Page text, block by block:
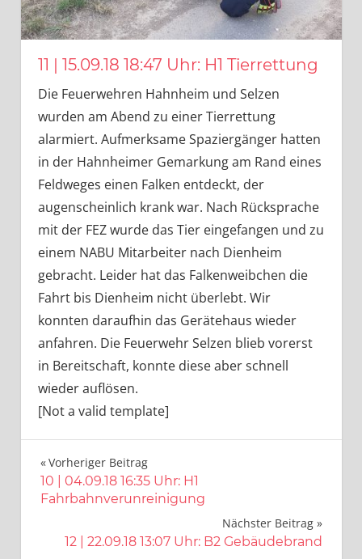
11 | 15.09.18 18:47 Uhr: H1 Tierrettung
Die Feuerwehren Hahnheim und Selzen
wurden am Abend zu einer Tierrettung
alarmiert. Aufmerksame Spaziergänger hatten
in der Hahnheimer Gemarkung am Rand eines
Feldweges einen Falken entdeckt, der
augenscheinlich krank war. Nach Rücksprache
mit der FEZ wurde das Tier eingefangen und zu
einem NABU Mitarbeiter nach Dienheim
gebracht. Leider hat das Falkenweibchen die
Fahrt bis Dienheim nicht überlebt. Wir
konnten daraufhin das Gerätehaus wieder
anfahren. Die Feuerwehr Selzen blieb vorerst
in Bereitschaft, konnte diese aber schnell
wieder auflösen.
[Not a valid template]
Beitragsnavigation
Vorheriger Beitrag
10 | 04.09.18 16:35 Uhr: H1
Fahrbahnverunreinigung
Nächster Beitrag
12 | 22.09.18 13:07 Uhr: B2 Gebäudebrand